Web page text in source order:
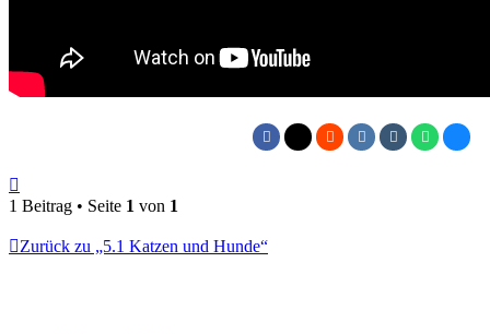
oben
1 Beitrag • Seite 1 von 1
Zurück zu „5.1 Katzen und Hunde“